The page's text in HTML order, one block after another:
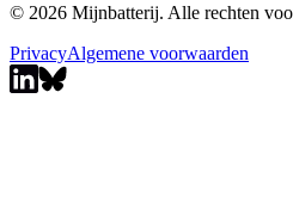
© 2026 Mijnbatterij. Alle rechten
PrivacyAlgemene voorwaarden